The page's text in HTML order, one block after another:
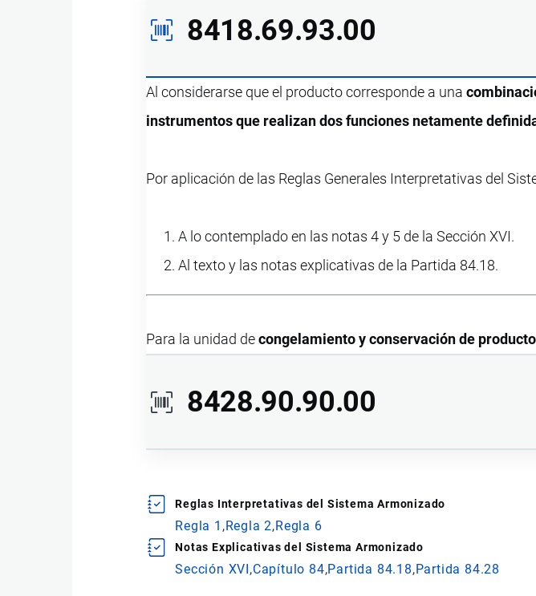
8418.69.93.00
Al considerarse que el producto corresponde a una
instrumentos que realizan dos funciones netamente
Por aplicación de las Reglas Generales Interpretativas del
A lo contemplado en las notas 4 y 5 de la Sección XVI.
Al texto y las notas explicativas de la Partida 84.18.
Para la unidad decongelamiento y conservación de
8428.90.90.00
Al texto y las notas explicativas de la Partida 84.28.
Reglas Interpretativas del Sistema Armonizado
Regla 1 Regla 2 Regla 6
Notas Explicativas del Sistema Armonizado
Sección XVI Capítulo 84 Partida 84.18 Partida 84.28